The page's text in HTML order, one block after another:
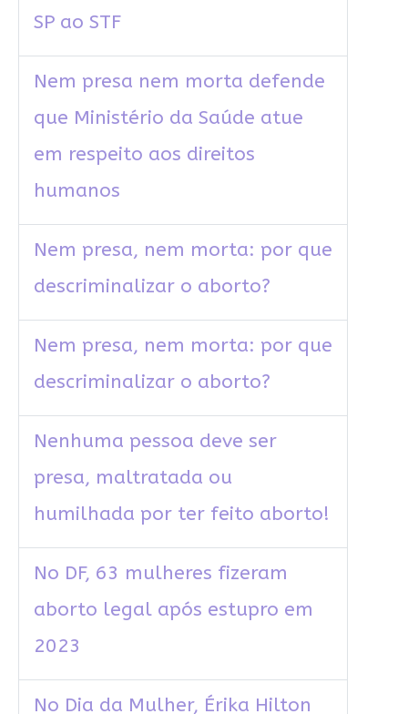
SP ao STF
Nem presa nem morta defende
que Ministério da Saúde atue
em respeito aos direitos
humanos
Nem presa, nem morta: por que
descriminalizar o aborto?
Nem presa, nem morta: por que
descriminalizar o aborto?
Nenhuma pessoa deve ser
presa, maltratada ou
humilhada por ter feito aborto!
No DF, 63 mulheres fizeram
aborto legal após estupro em
2023
No Dia da Mulher, Érika Hilton